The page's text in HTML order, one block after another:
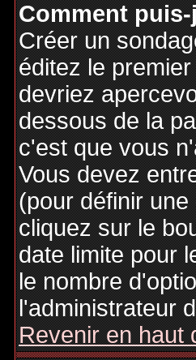
Comment
Créer un
éditez le
devriez
dessous de la
c'est que vous
Vous devez
(pour définir
cliquez sur le
date limite pour
le nombre
l'administrateur
Revenir en haut